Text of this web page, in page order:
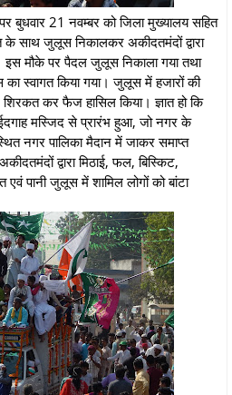
बुधवार 21 नवम्बर को जिला मुख्यालय सहित
साथ जुलूस निकालकर अकीदतमंदों द्वारा
इस मौके पर पैदल जुलूस निकाला गया तथा
स्वागत किया गया। जुलूस में हजारों की
कर फैज हासिल किया। ज्ञात हो कि
मस्जिद से प्रारंभ हुआ, जो नगर के
नगर पालिका मैदान में जाकर समाप्त
द्वारा मिठाई, फल, बिस्किट,
पानी जुलूस में शामिल लोगों को बांटा